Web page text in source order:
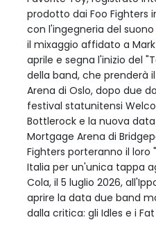
prodotto dai Foo Fighters
con l'ingegneria del
il mixaggio affidato a
aprile e segna l'inizio del
della band, che prenderà
Arena di Oslo, dopo due
festival statunitensi
Bottlerock e la nuova
Mortgage Arena di
Fighters porteranno il loro
Italia per un'unica tappa
Cola, il 5 luglio 2026,
aprire la data due band
dalla critica: gli Idles e i Fat